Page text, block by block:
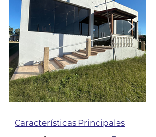
Características Principales